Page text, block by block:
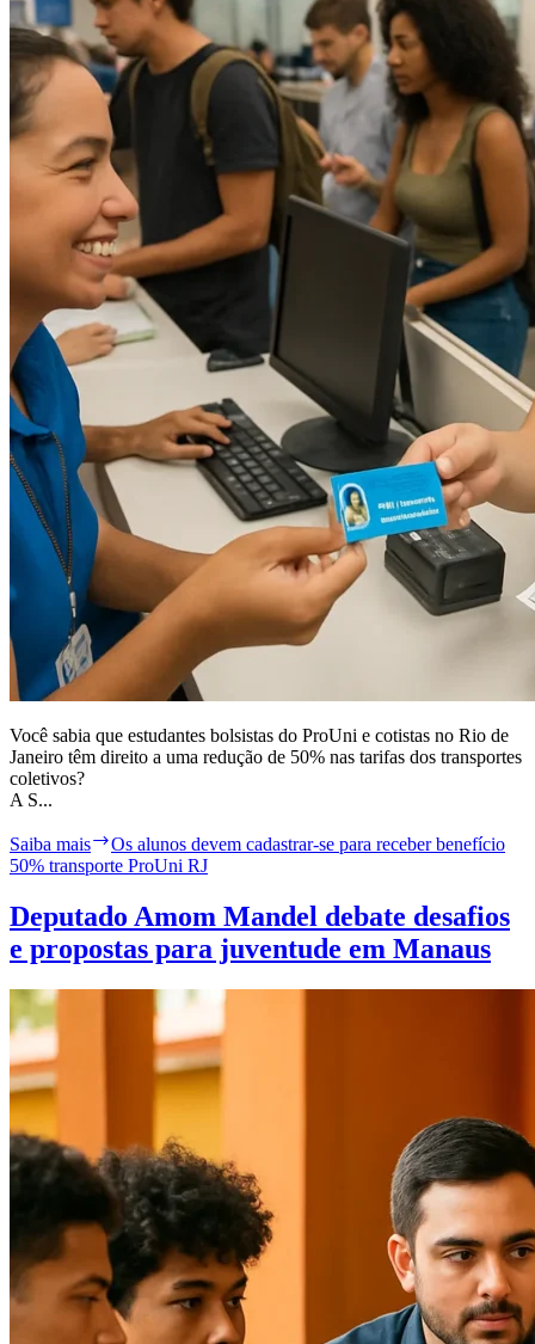
Você sabia que estudantes bolsistas do ProUni e cotistas no Rio de
Janeiro têm direito a uma redução de 50% nas tarifas dos transportes
coletivos?
A S...
Saiba mais
Os alunos devem cadastrar-se para receber benefício
50% transporte ProUni RJ
Deputado Amom Mandel debate desafios
e propostas para juventude em Manaus